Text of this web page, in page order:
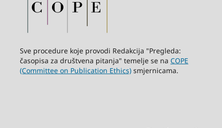
Sve procedure koje provodi Redakcija "Pregleda:
časopisa za društvena pitanja" temelje se na COPE
(Committee on Publication Ethics)smjernicama.